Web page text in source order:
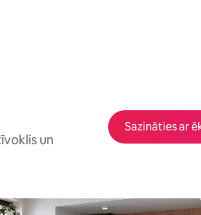
un
Sazināties ar